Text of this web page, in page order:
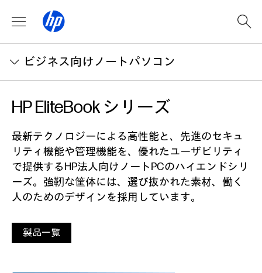
ビジネス向けノートパソコン
HP EliteBook シリーズ
最新テクノロジーによる高性能と、先進のセキュ
リティ機能や管理機能を、優れたユーザビリティ
で提供するHP法人向けノートPCのハイエンドシリ
ーズ。強靭な筐体には、選び抜かれた素材、働く
人のためのデザインを採用しています。
製品一覧